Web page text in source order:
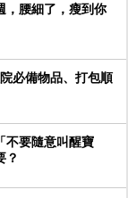
，腰細了，瘦到你
必備物品、打包順
不要隨意叫醒寶
？